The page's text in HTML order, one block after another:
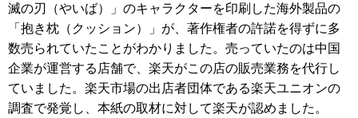
滅の刃（やいば）」のキャラクターを印刷した海外製品の
「抱き枕（クッション）」が、著作権者の許諾を得ずに多
数売られていたことがわかりました。売っていたのは中国
企業が運営する店舗で、楽天がこの店の販売業務を代行し
ていました。楽天市場の出店者団体である楽天ユニオンの
調査で発覚し、本紙の取材に対して楽天が認めました。